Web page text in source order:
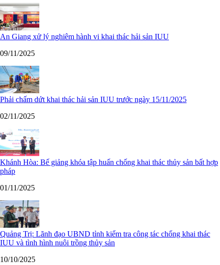
An Giang xử lý nghiêm hành vi khai thác hải sản IUU
09/11/2025
Phải chấm dứt khai thác hải sản IUU trước ngày 15/11/2025
02/11/2025
Khánh Hòa: Bế giảng khóa tập huấn chống khai thác thủy sản bất hợp
pháp
01/11/2025
Quảng Trị: Lãnh đạo UBND tỉnh kiểm tra công tác chống khai thác
IUU và tình hình nuôi trồng thủy sản
10/10/2025